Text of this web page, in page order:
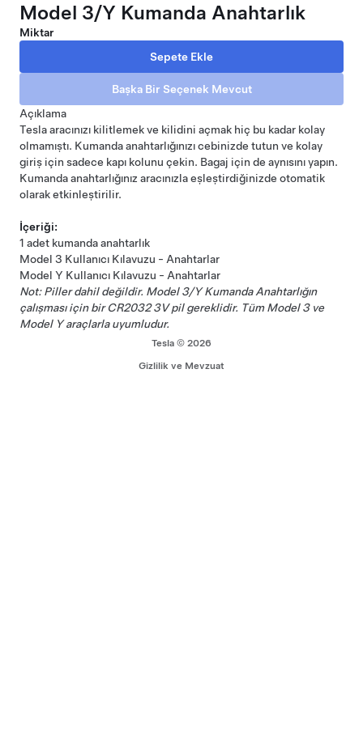
Model 3/Y Kumanda Anahtarlık
Miktar
Açıklama
Tesla aracınızı kilitlemek ve kilidini açmak hiç bu kadar kolay
olmamıştı. Kumanda anahtarlığınızı cebinizde tutun ve kolay
giriş için sadece kapı kolunu çekin. Bagaj için de aynısını yapın.
Kumanda anahtarlığınız aracınızla eşleştirdiğinizde otomatik
olarak etkinleştirilir.
İçeriği:
1 adet kumanda anahtarlık
Model 3 Kullanıcı Kılavuzu - Anahtarlar
Model Y Kullanıcı Kılavuzu - Anahtarlar
Not: Piller dahil değildir. Model 3/Y Kumanda Anahtarlığın
çalışması için bir CR2032 3V pil gereklidir. Tüm Model 3 ve
Model Y araçlarla uyumludur.
Tesla © 2026
Gizlilik ve Mevzuat